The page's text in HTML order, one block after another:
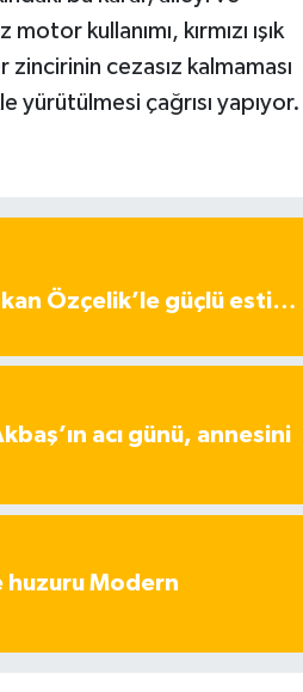
kullanımı, kırmızı ışık
zincirinin cezasız kalmaması
yürütülmesi çağrısı yapıyor.
Özçelik’le güçlü esti…
acı günü, annesini
huzuru Modern